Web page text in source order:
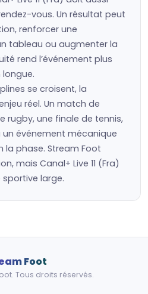
vous. Un résultat peut
renforcer une
tableau ou augmenter la
rend l’événement plus
se croisent, la
réel. Un match de
rugby, une finale de tennis,
événement mécanique
la phase. Stream Foot
mais Canal+ Live 11 (Fra)
large.
Foot
Tous droits réservés.